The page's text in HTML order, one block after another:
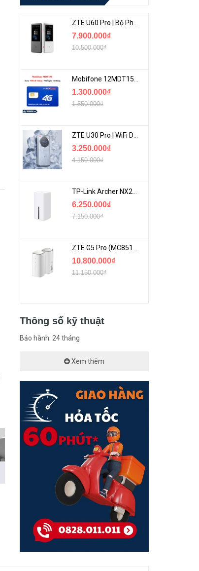
ZTE U60 Pro | Bộ Phát 5G Cầm Tay Tích Hợp Công Nghệ WiFi 7, Pin 10000mAh
7.900.000₫
10.500.000₫
Mobifone 12MDT150 | Sim Chuyên 4G Mobifone Dung Lượng Cao 500GB/Tháng Gói 1 Năm
1.300.000₫
1.550.000₫
ZTE U30 Pro | WiFi Di Động 5G Tốc Độ Lên Đến 500Mbps, Màn Hình Cảm Ứng
3.250.000₫
4.150.000₫
TP-Link Archer NX200 | Bộ Phát WiFi Dùng Sim 5G Tốc Độ Cao Mới FullBox
6.250.000₫
7.150.000₫
ZTE G5 Pro (MC8512) | Router 5G WiFi7 Be7200 Hỗ Trợ Băng Tần 6Ghz Cực Mạnh
10.800.000₫
11.150.000₫
Thông số kỹ thuật
Bảo hành: 24 tháng
Xem thêm